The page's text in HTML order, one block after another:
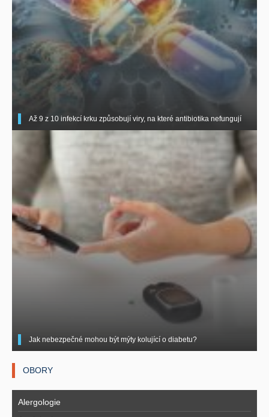
Až 9 z 10 infekcí krku způsobují viry, na které antibiotika nefungují
Jak nebezpečné mohou být mýty kolující o diabetu?
OBORY
Alergologie